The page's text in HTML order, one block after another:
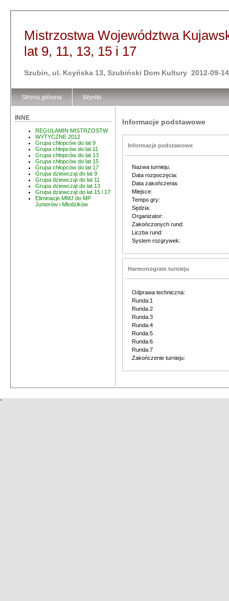
Mistrzostwa Województwa
lat 9, 11, 13, 15 i 17
Szubin, ul. Kcyńska 13, Szubiński Dom Kultury 2012-09-
Strona główna Wyniki
INNE
REGULAMIN MISTRZOSTW
WYTYCZNE 2012
Grupa chłopców do lat 9
Grupa chłopców do lat 11
Grupa chłopców do lat 13
Grupa chłopców do lat 15
Grupa chłopców do lat 17
Grupa dziewcząt do lat 9
Grupa dziewcząt do lat 11
Grupa dziewcząt do lat 13
Grupa dziewcząt do lat 15 i 17
Eliminacje MMJ do MP
Juniorów i Młodzików
Informacje podstawowe
Informacje podstawowe
Nazwa turnieju:
Data rozpoczęcia:
Data zakończenia:
Miejsce:
Tempo gry:
Sędzia:
Organizator:
Zakończonych rund:
Liczba rund:
System rozgrywek:
Harmonogram turnieju
Odprawa techniczna:
Runda:1
Runda:2
Runda:3
Runda:4
Runda:5
Runda:6
Runda:7
Zakończenie turnieju:
'